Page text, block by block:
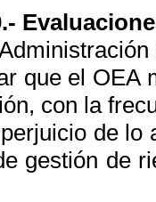
que el OEA
con la
de lo
gestión de